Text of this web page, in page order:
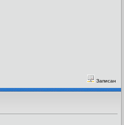
Записан